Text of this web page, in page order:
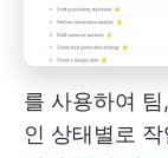
를 사용하여
인 상태별로